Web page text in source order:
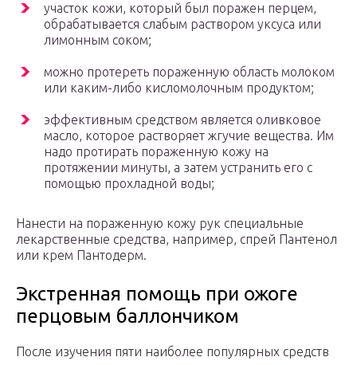
участок кожи, который был поражен перцем,
обрабатывается слабым раствором уксуса или
лимонным соком;
можно протереть пораженную область молоком
или каким-либо кисломолочным продуктом;
эффективным средством является оливковое
масло, которое растворяет жгучие вещества. Им
надо протирать пораженную кожу на
протяжении минуты, а затем устранить его с
помощью прохладной воды;
Нанести на пораженную кожу рук специальные
лекарственные средства, например, спрей Пантенол
или крем Пантодерм.
Экстренная помощь при ожоге
перцовым баллончиком
После изучения пяти наиболее популярных средств